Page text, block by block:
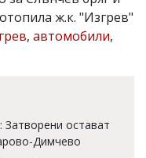
ж.к. "Изгрев"
, автомобили,
Затворени остават
Димчево